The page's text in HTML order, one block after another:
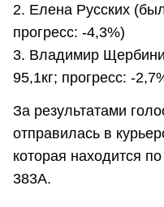
2. Елена Русских
прогресс: -4,3%)
3. Владимир
95,1кг; прогресс: -
За результатами
отправилась в
которая находится
383А.